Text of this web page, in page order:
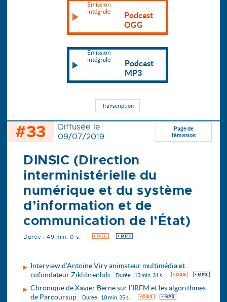
Émission
intégrale
Podcast
OGG
Émission
intégrale
Podcast
MP3
Transcription
#33
Diffusée le
09/07/2019
Page de
l’émission
DINSIC (Direction
interministérielle du
numérique et du système
d’information et de
communication de l’État)
Durée : 49 min. 0 s. OGG MP3
Interview d’Antoine Viry animateur multimédia et
cofondateur Ziklibrenbib
Durée : 13 min. 31 s. OGG MP3
Chronique de Xavier Berne sur l’IRFM et les algorithmes
de Parcoursup
Durée : 10 min. 35 s. OGG MP3